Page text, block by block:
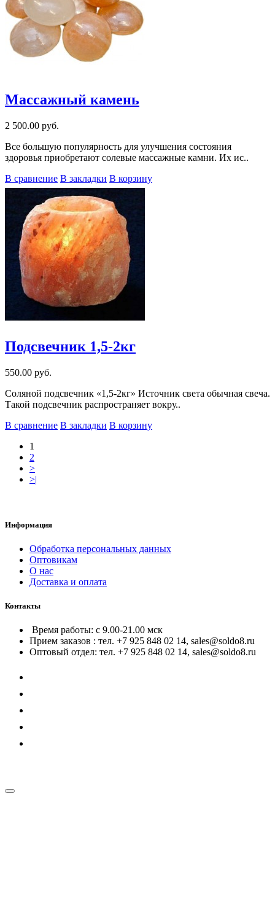
Массажный камень
2 500.00 руб.
Все большую популярность для улучшения состояния
здоровья приобретают солевые массажные камни. Их ис..
В сравнение В закладки В корзину
Подсвечник 1,5-2кг
550.00 руб.
Соляной подсвечник «1,5-2кг» Источник света обычная свеча.
Такой подсвечник распространяет вокру..
В сравнение В закладки В корзину
1
2
>
>|
Информация
Обработка персональных данных
Оптовикам
О нас
Доставка и оплата
Контакты
Время работы: с 9.00-21.00 мск
Прием заказов : тел. +7 925 848 02 14, sales@soldo8.ru
Оптовый отдел: тел. +7 925 848 02 14, sales@soldo8.ru